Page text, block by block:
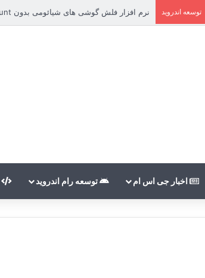
توسعه اندروید نرم افزار فلش گوشی های شیائومی بدون auth account
اخبار جی اس ام توسعه رام اندروید